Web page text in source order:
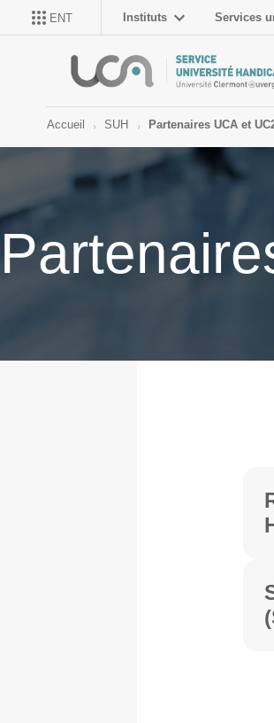
ENT Instituts Services
Accueil SUH Partenaires UCA et